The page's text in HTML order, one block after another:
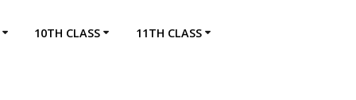
10TH CLASS 11TH CLASS